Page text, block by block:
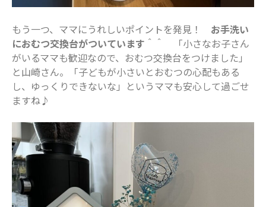
もう一つ、ママにうれしいポイントを発見！ お手洗い
におむつ交換台がついています ＾＾ 「小さなお子さん
がいるママも歓迎なので、おむつ交換台をつけました」
と山崎さん。「子どもが小さいとおむつの心配もある
し、ゆっくりできないな」というママも安心して過ごせ
ますね♪